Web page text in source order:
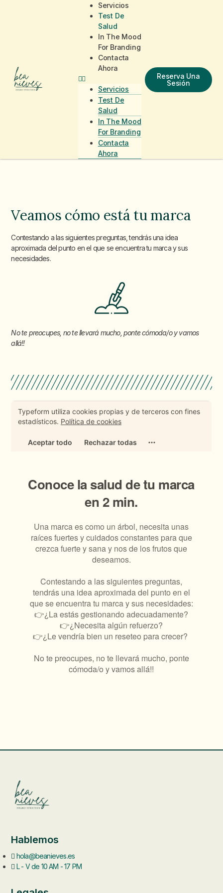
Servicios
Test De
Salud
In The Mood
For Branding
Contacta
Ahora
Servicios
Test De
Salud
In The Mood
For Branding
Contacta
Ahora
Reserva Una
Sesión
Veamos cómo está tu marca
Contestando a las siguientes preguntas, tendrás una idea
aproximada del punto en el que se encuentra tu marca y sus
necesidades.
No te preocupes, no te llevará mucho, ponte cómoda/o y vamos
allá!!
Hablemos
hola@beanieves.es
L - V de 10 AM - 17 PM